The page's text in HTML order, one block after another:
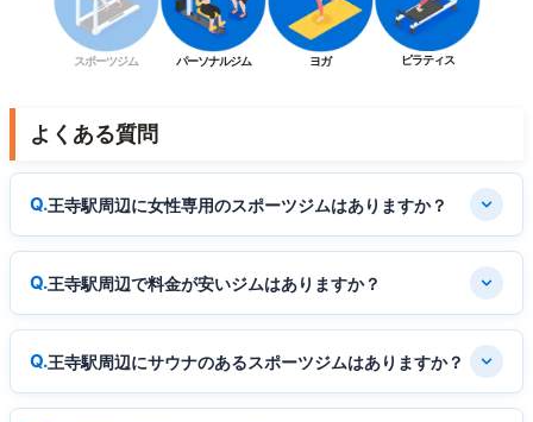
スポーツジム パーソナルジム ヨガ ピラティス
よくある質問
王寺駅周辺に女性専用のスポーツジムはありますか？
王寺駅周辺で料金が安いジムはありますか？
王寺駅周辺にサウナのあるスポーツジムはありますか？